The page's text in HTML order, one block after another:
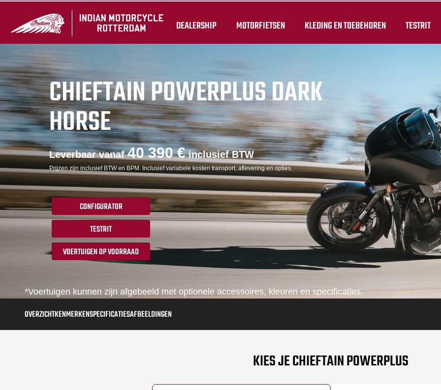
DEALERSHIP MOTORFIETSEN KLEDING EN TOEBEHOREN TESTRIT
CHIEFTAIN POWERPLUS DARK
HORSE
Leverbaar vanaf40 390 €inclusief BTW
Prijzen zijn inclusief BTW en BPM. Inclusief variabele kosten transport, aflevering en opties.
CONFIGURATOR
TESTRIT
VOERTUIGEN OP VOORRAAD
*Voertuigen kunnen zijn afgebeeld met optionele accessoires, kleuren en specificaties.
OVERZICHTKENMERKENSPECIFICATIESAFBEELDINGEN
KIES JE CHIEFTAIN POWERPLUS